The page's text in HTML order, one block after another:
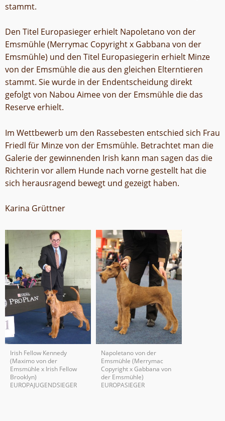
stammt.
Den Titel Europasieger erhielt Napoletano von der
Emsmühle (Merrymac Copyright x Gabbana von der
Emsmühle) und den Titel Europasiegerin erhielt Minze
von der Emsmühle die aus den gleichen Elterntieren
stammt. Sie wurde in der Endentscheidung direkt
gefolgt von Nabou Aimee von der Emsmühle die das
Reserve erhielt.
Im Wettbewerb um den Rassebesten entschied sich Frau
Friedl für Minze von der Emsmühle. Betrachtet man die
Galerie der gewinnenden Irish kann man sagen das die
Richterin vor allem Hunde nach vorne gestellt hat die
sich herausragend bewegt und gezeigt haben.
Karina Grüttner
Irish Fellow Kennedy
(Maximo von der
Emsmühle x Irish Fellow
Brooklyn)
EUROPAJUGENDSIEGER
Napoletano von der
Emsmühle (Merrymac
Copyright x Gabbana von
der Emsmühle)
EUROPASIEGER